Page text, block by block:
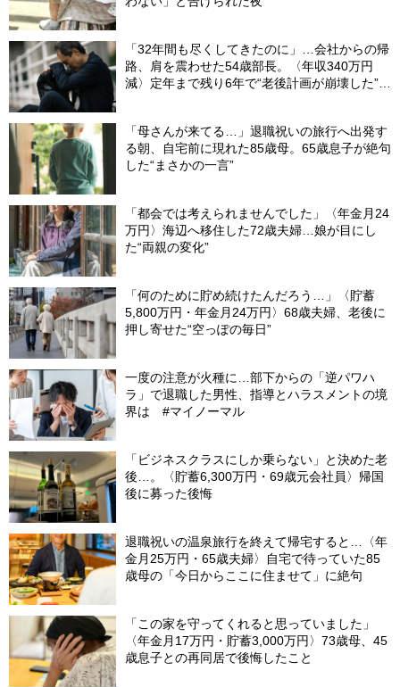
「32年間も尽くしてきたのに」…会社からの帰
路、肩を震わせた54歳部長。〈年収340万円
減〉定年まで残り6年で“老後計画が崩壊した”ワ
「母さんが来てる…」退職祝いの旅行へ出発す
る朝、自宅前に現れた85歳母。65歳息子が絶句
した“まさかの一言”
「都会では考えられませんでした」〈年金月24
万円〉海辺へ移住した72歳夫婦…娘が目にし
た“両親の変化”
「何のために貯め続けたんだろう…」〈貯蓄
5,800万円・年金月24万円〉68歳夫婦、老後に
押し寄せた“空っぽの毎日”
一度の注意が火種に…部下からの「逆パワハ
ラ」で退職した男性、指導とハラスメントの境
界は #マイノーマル
「ビジネスクラスにしか乗らない」と決めた老
後…。〈貯蓄6,300万円・69歳元会社員〉帰国
後に募った後悔
退職祝いの温泉旅行を終えて帰宅すると…〈年
金月25万円・65歳夫婦〉自宅で待っていた85
歳母の「今日からここに住ませて」に絶句
「この家を守ってくれると思っていました」
〈年金月17万円・貯蓄3,000万円〉73歳母、45
歳息子との再同居で後悔したこと